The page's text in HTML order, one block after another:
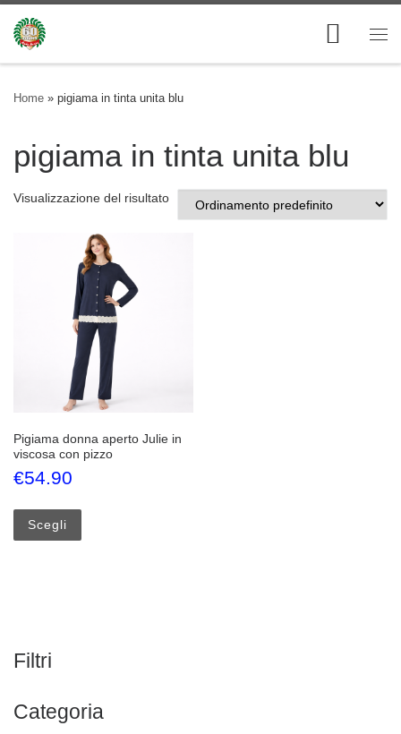
Skip to content
Home » pigiama in tinta unita blu
pigiama in tinta unita blu
Visualizzazione del risultato
Pigiama donna aperto Julie in
viscosa con pizzo
€54.90
Scegli
Filtri
Categoria